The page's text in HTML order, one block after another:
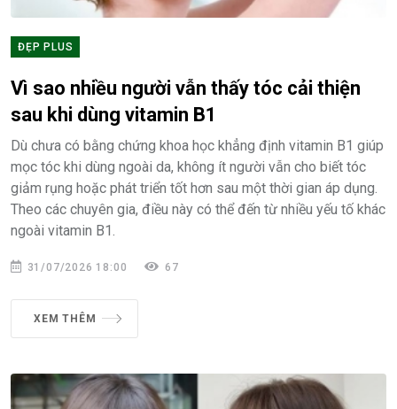
ĐẸP PLUS
Vì sao nhiều người vẫn thấy tóc cải thiện
sau khi dùng vitamin B1
Dù chưa có bằng chứng khoa học khẳng định vitamin B1 giúp
mọc tóc khi dùng ngoài da, không ít người vẫn cho biết tóc
giảm rụng hoặc phát triển tốt hơn sau một thời gian áp dụng.
Theo các chuyên gia, điều này có thể đến từ nhiều yếu tố khác
ngoài vitamin B1.
31/07/2026 18:00 67
XEM THÊM